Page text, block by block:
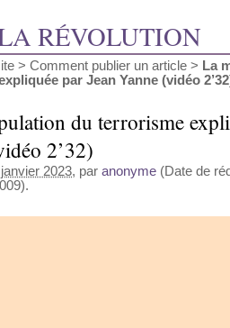
RÉVOLUTION
> Comment publier un article > La
par Jean Yanne (vidéo
du terrorisme
2’32)
2023, par anonyme (Date de